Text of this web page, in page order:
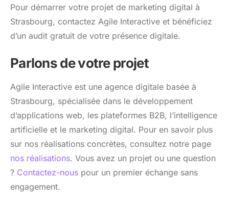
Pour démarrer votre projet de marketing digital à
Strasbourg, contactez Agile Interactive et bénéficiez
d’un audit gratuit de votre présence digitale.
Parlons de votre projet
Agile Interactive est une agence digitale basée à
Strasbourg, spécialisée dans le développement
d’applications web, les plateformes B2B, l’intelligence
artificielle et le marketing digital. Pour en savoir plus
sur nos réalisations concrètes, consultez notre page
nos réalisations. Vous avez un projet ou une question
? Contactez-nous pour un premier échange sans
engagement.